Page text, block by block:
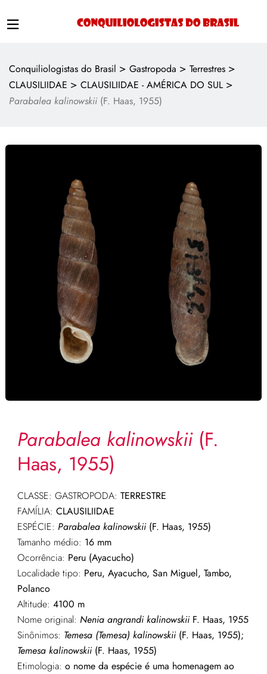
Conquiliologistas do Brasil > Gastropoda > Terrestres >
CLAUSILIIDAE > CLAUSILIIDAE - AMÉRICA DO SUL >
Parabalea kalinowskii (F. Haas, 1955)
Parabalea kalinowskii(F.
Haas, 1955)
CLASSE: GASTROPODA: TERRESTRE
FAMÍLIA: CLAUSILIIDAE
ESPÉCIE: Parabalea kalinowskii(F. Haas, 1955)
Tamanho médio: 16 mm
Ocorrência: Peru (Ayacucho)
Localidade tipo: Peru, Ayacucho, San Miguel, Tambo,
Polanco
Altitude: 4100 m
Nome original: Nenia angrandi kalinowskiiF. Haas, 1955
Sinônimos: Temesa (Temesa) kalinowskii (F. Haas, 1955);
Temesa kalinowskii (F. Haas, 1955)
Etimologia: o nome da espécie é uma homenagem ao